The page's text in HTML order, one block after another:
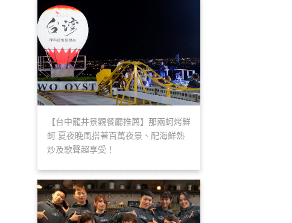
【台中龍井景觀餐廳推薦】那兩蚵烤鮮
蚵 夏夜晚風搭著百萬夜景、配海鮮熱
炒及歌聲超享受！